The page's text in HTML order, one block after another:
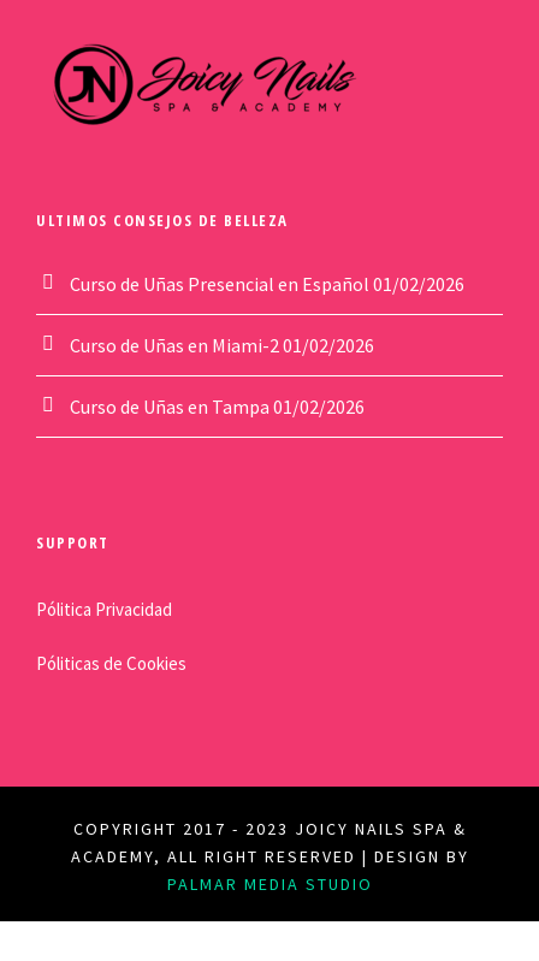
ULTIMOS CONSEJOS DE BELLEZA
Curso de Uñas Presencial en Español 01/02/2026
Curso de Uñas en Miami-2 01/02/2026
Curso de Uñas en Tampa 01/02/2026
SUPPORT
Pólitica Privacidad
Póliticas de Cookies
COPYRIGHT 2017 - 2023 JOICY NAILS SPA &
ACADEMY, ALL RIGHT RESERVED | DESIGN BY
PALMAR MEDIA STUDIO